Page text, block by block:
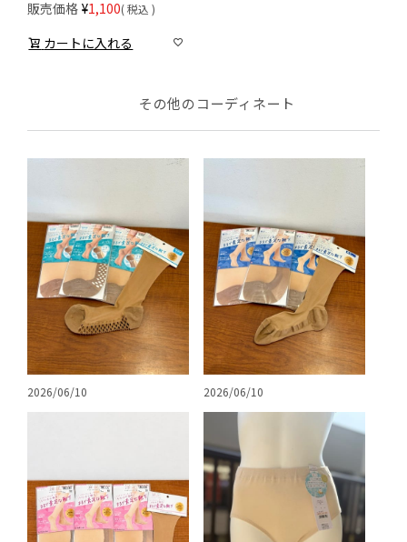
販売価格 ¥1,100 税込
カートに入れる
その他のコーディネート
2026/06/10 2026/06/10